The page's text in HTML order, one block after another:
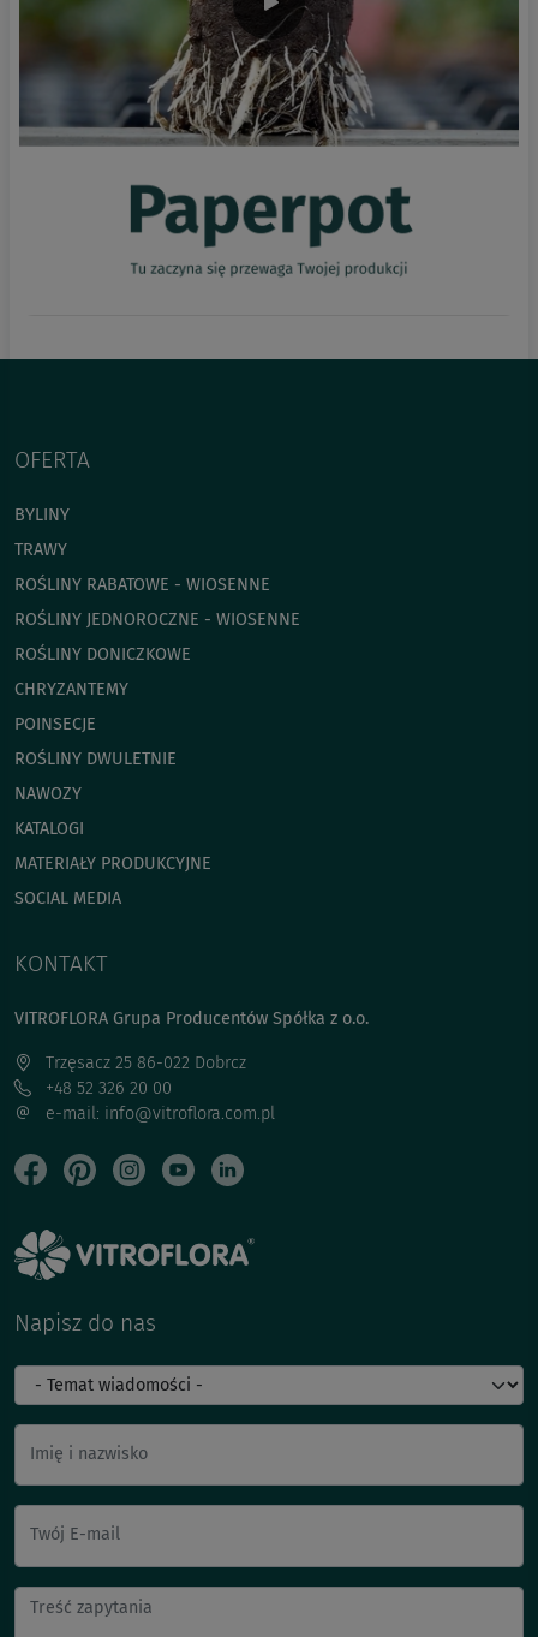
OFERTA
BYLINY
TRAWY
ROŚLINY RABATOWE - WIOSENNE
ROŚLINY JEDNOROCZNE - WIOSENNE
ROŚLINY DONICZKOWE
CHRYZANTEMY
POINSECJE
ROŚLINY DWULETNIE
NAWOZY
KATALOGI
MATERIAŁY PRODUKCYJNE
SOCIAL MEDIA
KONTAKT
VITROFLORA Grupa Producentów Spółka z o.o.
Trzęsacz 25 86-022 Dobrcz
+48 52 326 20 00
e-mail: info@vitroflora.com.pl
Napisz do nas
Imię i nazwisko
Twój E-mail